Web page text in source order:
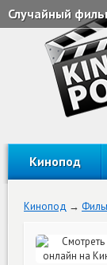
Случайный
Кинопод
Кинопод